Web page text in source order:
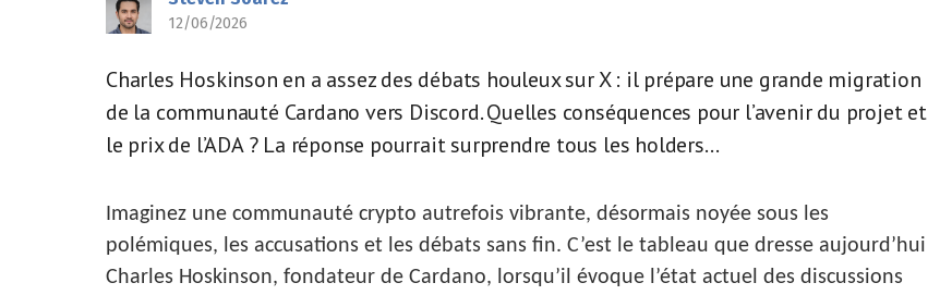
12/06/2026
Charles Hoskinson en a assez des débats houleux sur X : il prépare une grande migration
de la communauté Cardano vers Discord. Quelles conséquences pour l’avenir du projet et
le prix de l’ADA ? La réponse pourrait surprendre tous les holders…
Imaginez une communauté crypto autrefois vibrante, désormais noyée sous les
polémiques, les accusations et les débats sans fin. C’est le tableau que dresse aujourd’hui
Charles Hoskinson, fondateur de Cardano, lorsqu’il évoque l’état actuel des discussions